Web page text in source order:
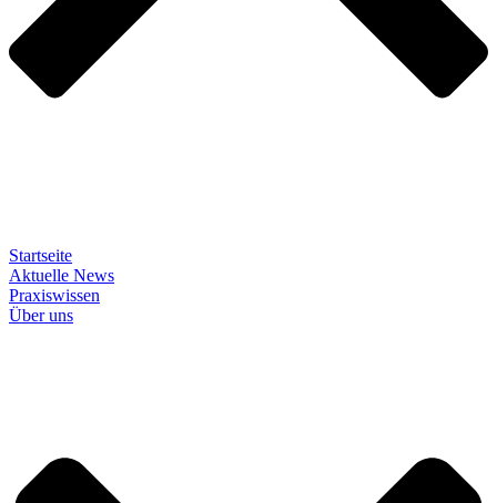
Startseite
Aktuelle News
Praxiswissen
Über uns